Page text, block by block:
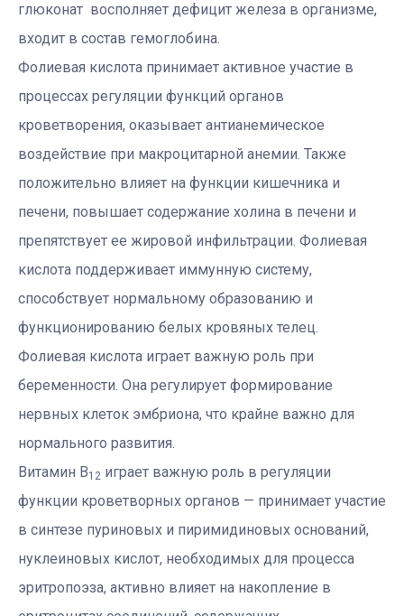
глюконат восполняет дефицит железа в организме,
входит в состав гемоглобина.
Фолиевая кислота принимает активное участие в
процессах регуляции функций органов
кроветворения, оказывает антианемическое
воздействие при макроцитарной анемии. Также
положительно влияет на функции кишечника и
печени, повышает содержание холина в печени и
препятствует ее жировой инфильтрации. Фолиевая
кислота поддерживает иммунную систему,
способствует нормальному образованию и
функционированию белых кровяных телец.
Фолиевая кислота играет важную роль при
беременности. Она регулирует формирование
нервных клеток эмбриона, что крайне важно для
нормального развития.
Витамин B12 играет важную роль в регуляции
функции кроветворных органов — принимает участие
в синтезе пуриновых и пиримидиновых оснований,
нуклеиновых кислот, необходимых для процесса
эритропоэза, активно влияет на накопление в